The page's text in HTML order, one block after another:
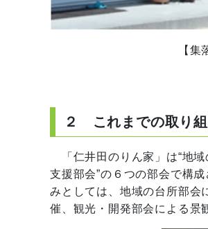
【集落活動センタ
２ これまでの取り
「仁井田のりん家」は“地域
支援部会”の６つの部会で構
みとしては、地域の台所部会
催、観光・開発部会による景